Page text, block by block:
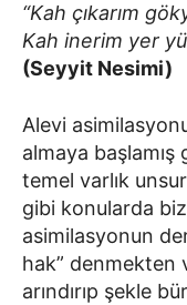
“Kah çıkarım
Kah inerim yer
(Seyyit Nesimi)
Alevi
almaya
temel varlık
gibi konularda
asimilasyonun
hak” denmekten
arındırıp şekle